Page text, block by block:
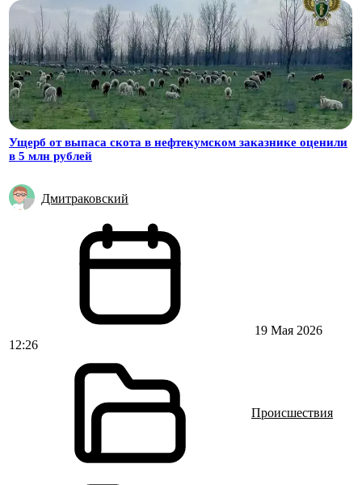
Ущерб от выпаса скота в нефтекумском заказнике оценили
в 5 млн рублей
Дмитраковский
19 Мая 2026
12:26
Происшествия